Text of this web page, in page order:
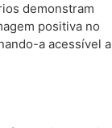
demonstram
positiva no
a acessível a